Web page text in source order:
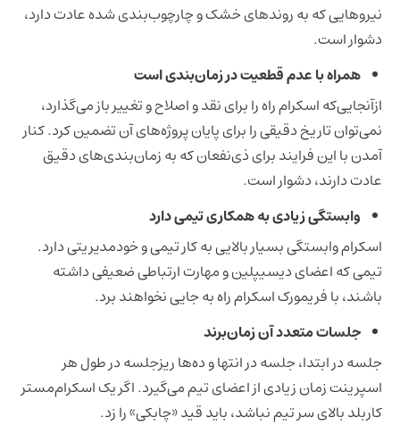
نیروهایی که به روندهای خشک و چارچوب‌بندی شده عادت دارد،
دشوار است.
همراه با عدم قطعیت در زمان‌بندی است
ازآنجایی‌که اسکرام راه را برای نقد و اصلاح و تغییر باز می‌گذارد،
نمی‌توان تاریخ دقیقی را برای پایان پروژه‌های آن تضمین کرد. کنار
آمدن با این فرایند برای ذی‌نفعان که به زمان‌بندی‌های دقیق
عادت دارند، دشوار است.
وابستگی زیادی به همکاری تیمی دارد
اسکرام وابستگی بسیار بالایی به کار تیمی و خودمدیریتی دارد.
تیمی که اعضای دیسیپلین و مهارت ارتباطی ضعیفی داشته
باشند، با فریمورک اسکرام راه به جایی نخواهند برد.
جلسات متعدد آن زمان‌برند
جلسه در ابتدا، جلسه در انتها و ده‌ها ریزجلسه در طول هر
اسپرینت زمان زیادی از اعضای تیم می‌گیرد. اگر یک اسکرام‌مستر
کاربلد بالای سر تیم نباشد، باید قید «چابکی» را زد.